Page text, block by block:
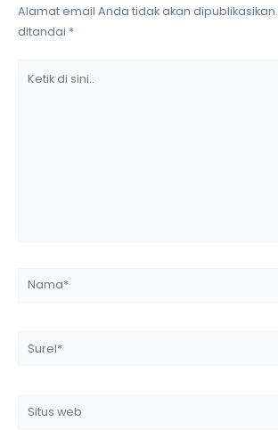
Alamat email Anda tidak akan dipublikasikan.
ditandai *
Nama*
Situs